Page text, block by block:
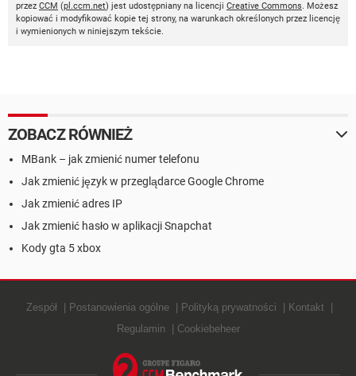
przez CCM (pl.ccm.net) jest udostępniany na licencji Creative Commons. Możesz
kopiować i modyfikować kopie tej strony, na warunkach określonych przez licencję
i wymienionych w niniejszym tekście.
ZOBACZ RÓWNIEŻ
MBank – jak zmienić numer telefonu
Jak zmienić język w przeglądarce Google Chrome
Jak zmienić adres IP
Jak zmienić hasło w aplikacji Snapchat
Kody gta 5 xbox
Zespół Postanowienia ogólne Polityką prywatności
Kontakt
Regulamin
Cookiebeheer